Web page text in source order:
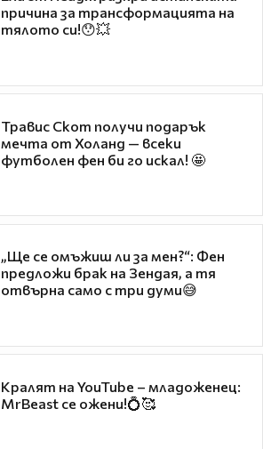
причина за трансформацията на
тялото си!😯💥
Травис Скот получи подарък
мечта от Холанд — всеки
футболен фен би го искал! 🤩
„Ще се омъжиш ли за мен?“: Фен
предложи брак на Зендая, а тя
отвърна само с три думи😅
Кралят на YouTube – младоженец:
MrBeast се ожени!💍🥰